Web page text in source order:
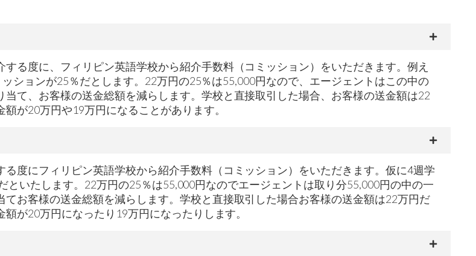
る度に、フィリピン英語学校から紹介手数料（コミッション）をいただきます。例え
ションが25％だとします。22万円の25％は55,000円なので、エージェントはこの中の
て、お客様の送金総額を減らします。学校と直接取引した場合、お客様の送金額は22
が20万円や19万円になることがあります。
度にフィリピン英語学校から紹介手数料（コミッション）をいただきます。仮に4週学
いたします。22万円の25％は55,000円なのでエージェントは取り分55,000円の中の一
お客様の送金総額を減らします。学校と直接取引した場合お客様の送金額は22万円だ
が20万円になったり19万円になったりします。